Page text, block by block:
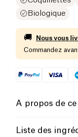
Biologique
🚚 Nous vous
Commandez
A propos de
Pauvre en
Liste des